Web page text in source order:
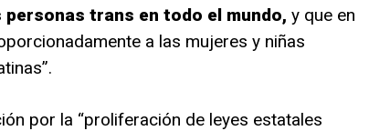
trans en todo el mundo, y que en
a las mujeres y niñas
por la “proliferación de leyes estatales